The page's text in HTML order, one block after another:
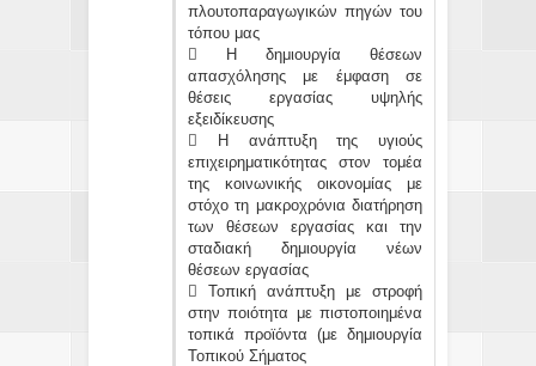
πλουτοπαραγωγικών πηγών του
τόπου μας
 Η δημιουργία θέσεων
απασχόλησης με έμφαση σε
θέσεις εργασίας υψηλής
εξειδίκευσης
 Η ανάπτυξη της υγιούς
επιχειρηματικότητας στον τομέα
της κοινωνικής οικονομίας με
στόχο τη μακροχρόνια διατήρηση
των θέσεων εργασίας και την
σταδιακή δημιουργία νέων
θέσεων εργασίας
 Τοπική ανάπτυξη με στροφή
στην ποιότητα με πιστοποιημένα
τοπικά προϊόντα (με δημιουργία
Τοπικού Σήματος